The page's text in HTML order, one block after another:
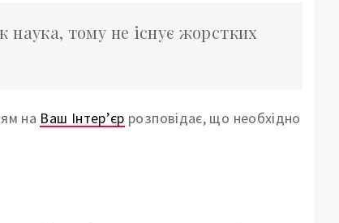
наука, тому не існує жорстких
на Ваш Інтер’єр розповідає, що необхідно